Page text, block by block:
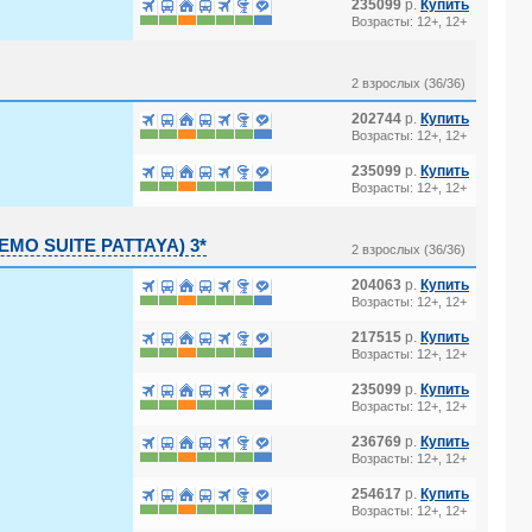
235099 р. Купить
Возрасты: 12+, 12+
2 взрослых (36/36)
202744 р. Купить
Возрасты: 12+, 12+
235099 р. Купить
Возрасты: 12+, 12+
SUITE PATTAYA) 3* 2 взрослых (36/36)
204063 р. Купить
Возрасты: 12+, 12+
217515 р. Купить
Возрасты: 12+, 12+
235099 р. Купить
Возрасты: 12+, 12+
236769 р. Купить
Возрасты: 12+, 12+
254617 р. Купить
Возрасты: 12+, 12+